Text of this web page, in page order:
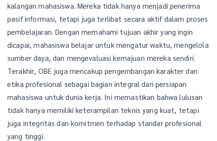
kalangan mahasiswa. Mereka tidak hanya menjadi penerima
pasif informasi, tetapi juga terlibat secara aktif dalam proses
pembelajaran. Dengan memahami tujuan akhir yang ingin
dicapai, mahasiswa belajar untuk mengatur waktu, mengelola
sumber daya, dan mengevaluasi kemajuan mereka sendiri.
Terakhir, OBE juga mencakup pengembangan karakter dan
etika profesional sebagai bagian integral dari persiapan
mahasiswa untuk dunia kerja. Ini memastikan bahwa lulusan
tidak hanya memiliki keterampilan teknis yang kuat, tetapi
juga integritas dan komitmen terhadap standar profesional
yang tinggi.